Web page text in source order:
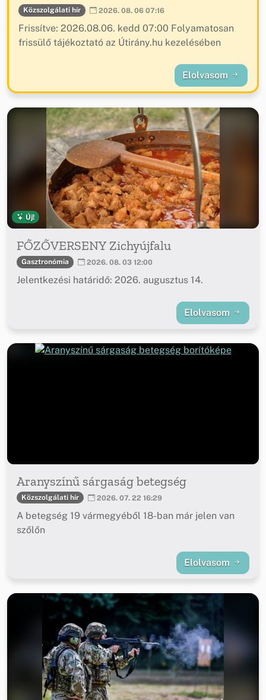
Közszolgálati hír 2026. 08. 06 07:16
Frissítve: 2026.08.06. kedd 07:00 Folyamatosan
frissülő tájékoztató az Útirány.hu kezelésében
Elolvasom
Új!
FŐZŐVERSENY Zichyújfalu
Gasztronómia 2026. 08. 03 12:00
Jelentkezési határidő: 2026. augusztus 14.
Elolvasom
Aranyszínű sárgaság betegség
Közszolgálati hír 2026. 07. 22 16:29
A betegség 19 vármegyéből 18-ban már jelen van
szőlőn
Elolvasom